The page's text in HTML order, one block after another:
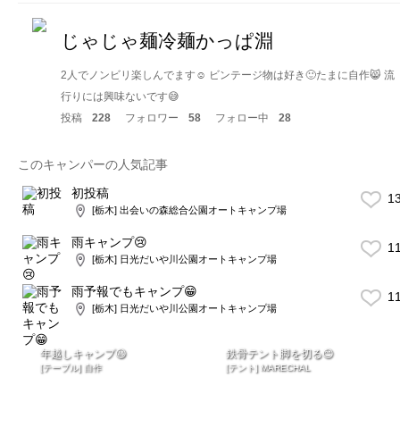
じゃじゃ麺冷麺かっぱ淵
2人でノンビリ楽しんでます☺️ ビンテージ物は好き🙂たまに自作😸 流
行りには興味ないです😅
投稿
228 フォロワー 58 フォロー中 28
このキャンパーの人気記事
初投稿
[栃木] 出会いの森総合公園オートキャンプ場
雨キャンプ😢
[栃木] 日光だいや川公園オートキャンプ場
雨予報でもキャンプ😁
[栃木] 日光だいや川公園オートキャンプ場
年越しキャンプ😃
[テーブル] 自作
鉄骨テント脚を切る😊
[テント] MARECHAL